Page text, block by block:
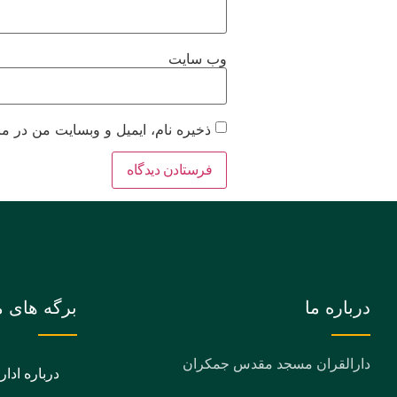
وب‌ سایت
ذخیره نام، ایمیل و وبسایت من در
درباره ما
دارالقران مسجد مقدس جمکران
برگه های
درباره